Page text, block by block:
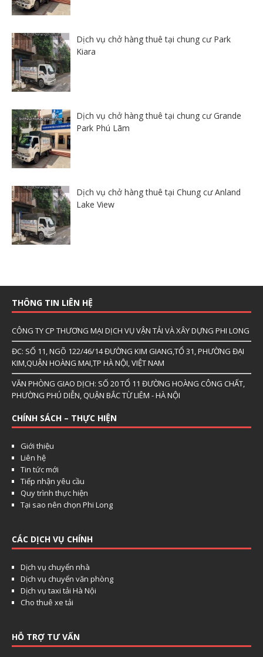
Dịch vụ chở hàng thuê tại chung cư Park
Kiara
Dịch vụ chở hàng thuê tại chung cư Grande
Park Phú Lãm
Dịch vụ chở hàng thuê tại Chung cư Anland
Lake View
THÔNG TIN LIÊN HỆ
CÔNG TY CP THƯƠNG MẠI DỊCH VỤ VẬN TẢI VÀ XÂY DỰNG PHI LONG
ĐC: SỐ 11, NGÕ 122/46/14 ĐƯỜNG KIM GIANG,TỔ 31, PHƯỜNG ĐẠI
KIM,QUẬN HOÀNG MAI,TP HÀ NỘI, VIỆT NAM
VĂN PHÒNG GIAO DỊCH: SỐ 20 TỔ 11 ĐƯỜNG HOÀNG CÔNG CHẤT,
PHƯỜNG PHÚ DIỄN, QUẬN BẮC TỪ LIÊM - HÀ NỘI
CHÍNH SÁCH – THỰC HIỆN
Giới thiệu
Liên hệ
Tin tức mới
Tiếp nhận yêu cầu
Quy trình thực hiện
Tại sao nên chọn Phi Long
CÁC DỊCH VỤ CHÍNH
Dịch vụ chuyển nhà
Dịch vụ chuyển văn phòng
Dịch vụ taxi tải Hà Nội
Cho thuê xe tải
HỖ TRỢ TƯ VẤN